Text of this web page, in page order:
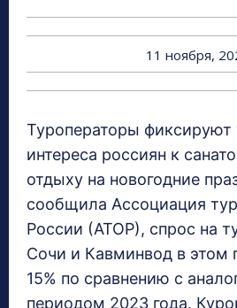
11 ноября,
Туроператоры фиксируют
интереса россиян к
отдыху на новогодние
сообщила Ассоциация
России (АТОР), спрос на
Сочи и Кавминвод в этом
15% по сравнению с
периодом 2023 года.